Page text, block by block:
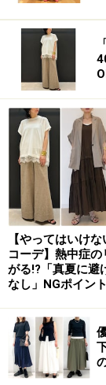
カラバリは3色
写真のパイソ
みがよく、シ
るので特におす
2. ミニマ
ルダーバ
ジーユー レザ
込）（※一部店
【やってはいけ
コーデ】熱中症
がる!?「真夏に避
なし」NGポイン